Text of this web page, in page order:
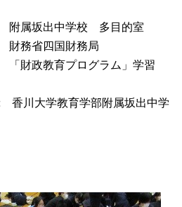
坂出中学校 多目的室
四国財務局
教育プログラム」学習
大学教育学部附属坂出中学